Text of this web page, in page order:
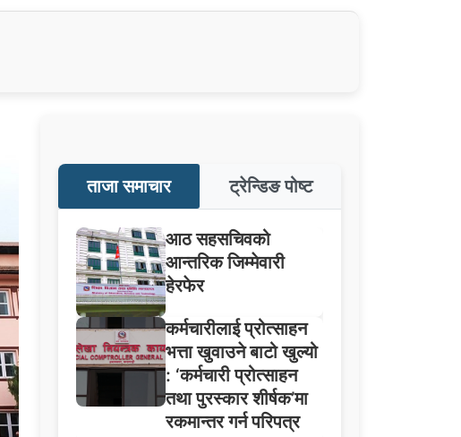
ताजा समाचार ट्रेन्डिङ पोष्ट
आठ सहसचिवको
आन्तरिक जिम्मेवारी
हेरफेर
कर्मचारीलाई प्रोत्साहन
भत्ता खुवाउने बाटो खुल्यो
: ‘कर्मचारी प्रोत्साहन
तथा पुरस्कार शीर्षक’मा
रकमान्तर गर्न परिपत्र